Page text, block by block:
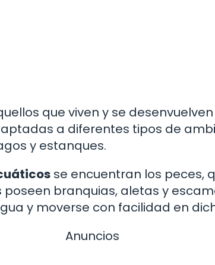
que viven y se
a diferentes tipos de
y estanques.
se encuentran los peces,
poseen branquias, aletas y
y moverse con facilidad en
Anuncios